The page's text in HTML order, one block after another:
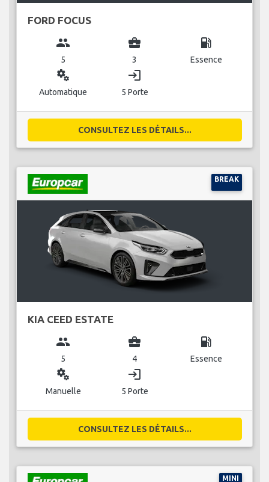
FORD FOCUS
group
5
business_center
3
local_gas_station
Essence
miscellaneous_services
Automatique
login
5 Porte
CONSULTEZ LES DÉTAILS...
BREAK
KIA CEED ESTATE
group
5
business_center
4
local_gas_station
Essence
miscellaneous_services
Manuelle
login
5 Porte
CONSULTEZ LES DÉTAILS...
MINI